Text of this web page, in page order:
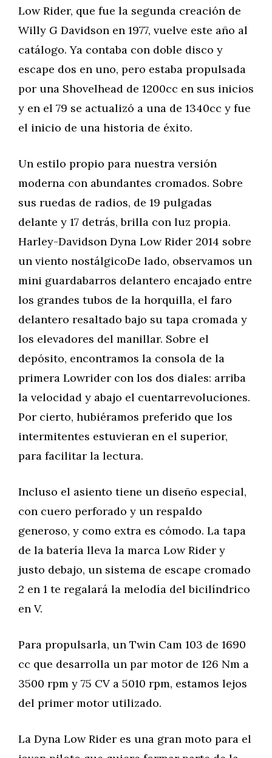
Low Rider, que fue la segunda creación de
Willy G Davidson en 1977, vuelve este año al
catálogo. Ya contaba con doble disco y
escape dos en uno, pero estaba propulsada
por una Shovelhead de 1200cc en sus inicios
y en el 79 se actualizó a una de 1340cc y fue
el inicio de una historia de éxito.
Un estilo propio para nuestra versión
moderna con abundantes cromados. Sobre
sus ruedas de radios, de 19 pulgadas
delante y 17 detrás, brilla con luz propia.
Harley-Davidson Dyna Low Rider 2014 sobre
un viento nostálgicoDe lado, observamos un
mini guardabarros delantero encajado entre
los grandes tubos de la horquilla, el faro
delantero resaltado bajo su tapa cromada y
los elevadores del manillar. Sobre el
depósito, encontramos la consola de la
primera Lowrider con los dos diales: arriba
la velocidad y abajo el cuentarrevoluciones.
Por cierto, hubiéramos preferido que los
intermitentes estuvieran en el superior,
para facilitar la lectura.
Incluso el asiento tiene un diseño especial,
con cuero perforado y un respaldo
generoso, y como extra es cómodo. La tapa
de la batería lleva la marca Low Rider y
justo debajo, un sistema de escape cromado
2 en 1 te regalará la melodía del bicilíndrico
en V.
Para propulsarla, un Twin Cam 103 de 1690
cc que desarrolla un par motor de 126 Nm a
3500 rpm y 75 CV a 5010 rpm, estamos lejos
del primer motor utilizado.
La Dyna Low Rider es una gran moto para el